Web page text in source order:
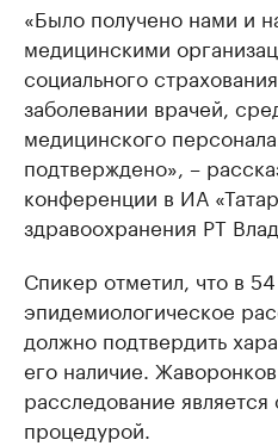
«Было получено нами и
медицинскими
социального
заболевании врачей,
медицинского
подтверждено», –
конференции в ИА
здравоохранения РТ
Спикер отметил, что в
эпидемиологическое
должно подтвердить
его наличие.
расследование является
процедурой.